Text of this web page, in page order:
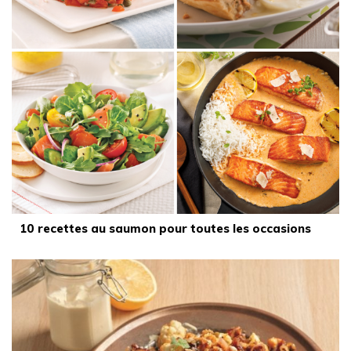
10 recettes au saumon pour toutes les occasions